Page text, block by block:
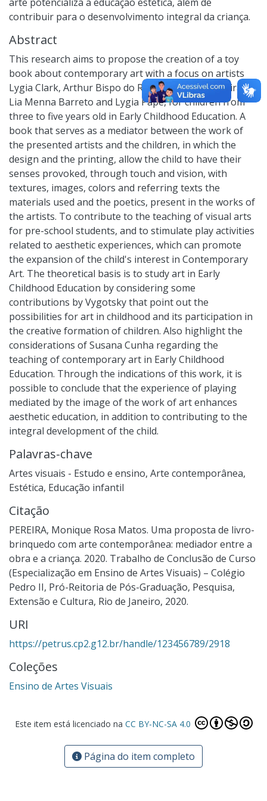
contribuir para o desenvolvimento integral da criança.
Abstract
This research aims to propose the creation of a toy
book about contemporary art with a focus on artists
Lygia Clark, Arthur Bispo do Rosário, Regina Silveira,
Lia Menna Barreto and Lygia Pape, for children from
three to five years old in Early Childhood Education. A
book that serves as a mediator between the work of
the presented artists and the children, in which the
design and the printing, allow the child to have their
senses provoked, through touch and vision, with
textures, images, colors and referring texts the
materials used and the poetics, present in the works of
the artists. To contribute to the teaching of visual arts
for pre-school students, and to stimulate play activities
related to aesthetic experiences, which can promote
the expansion of the child's interest in Contemporary
Art. The theoretical basis is to study art in Early
Childhood Education by considering some
contributions by Vygotsky that point out the
possibilities for art in childhood and its participation in
the creative formation of children. Also highlight the
considerations of Susana Cunha regarding the
teaching of contemporary art in Early Childhood
Education. Through the indications of this work, it is
possible to conclude that the experience of playing
mediated by the image of the work of art enhances
aesthetic education, in addition to contributing to the
integral development of the child.
Palavras-chave
Artes visuais - Estudo e ensino, Arte contemporânea,
Estética, Educação infantil
Citação
PEREIRA, Monique Rosa Matos. Uma proposta de livro-
brinquedo com arte contemporânea: mediador entre a
obra e a criança. 2020. Trabalho de Conclusão de Curso
(Especialização em Ensino de Artes Visuais) – Colégio
Pedro II, Pró-Reitoria de Pós-Graduação, Pesquisa,
Extensão e Cultura, Rio de Janeiro, 2020.
URI
https://petrus.cp2.g12.br/handle/123456789/2918
Coleções
Ensino de Artes Visuais
Este item está licenciado na CC BY-NC-SA 4.0
Página do item completo